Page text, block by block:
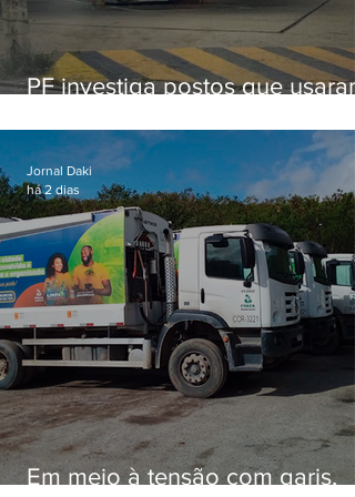
PF investiga postos que usaram
secretário morto em 2020
Em meio à tensão com garis,
Jornal Daki
há 2 dias